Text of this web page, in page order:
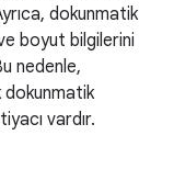
dokunmatik
boyut bilgilerini
nedenle,
dokunmatik
vardır.